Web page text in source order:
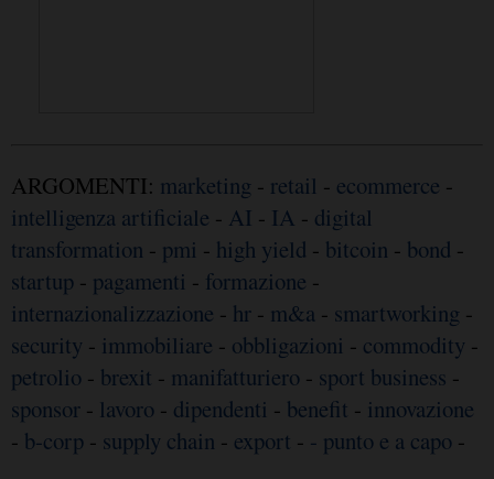
ARGOMENTI: marketing - retail - ecommerce -
intelligenza artificiale - AI - IA - digital
transformation - pmi - high yield - bitcoin - bond -
startup - pagamenti - formazione -
internazionalizzazione - hr - m&a - smartworking -
security - immobiliare - obbligazioni - commodity -
petrolio - brexit - manifatturiero - sport business -
sponsor - lavoro - dipendenti - benefit - innovazione
- b-corp - supply chain - export - - punto e a capo -